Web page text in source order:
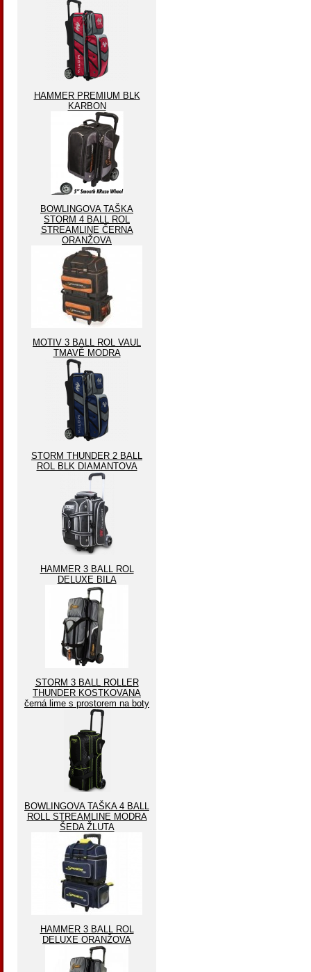
HAMMER PREMIUM BLK
KARBON
BOWLINGOVA TAŠKA
STORM 4 BALL ROL
STREAMLINE ČERNA
ORANŽOVA
MOTIV 3 BALL ROL VAUL
TMAVĚ MODRA
STORM THUNDER 2 BALL
ROL BLK DIAMANTOVA
HAMMER 3 BALL ROL
DELUXE BILA
STORM 3 BALL ROLLER
THUNDER KOSTKOVANA
černá lime s prostorem na boty
BOWLINGOVA TAŠKA 4 BALL
ROLL STREAMLINE MODRA
ŠEDA ŽLUTA
HAMMER 3 BALL ROL
DELUXE ORANŽOVA